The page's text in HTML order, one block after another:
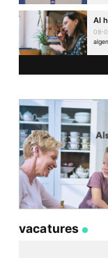
AI
08-
vacatures